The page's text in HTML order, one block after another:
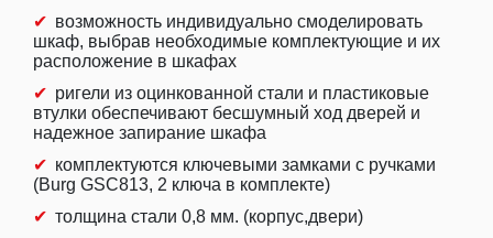
возможность индивидуально смоделировать
шкаф, выбрав необходимые комплектующие и их
расположение в шкафах
ригели из оцинкованной стали и пластиковые
втулки обеспечивают бесшумный ход дверей и
надежное запирание шкафа
комплектуются ключевыми замками с ручками
(Burg GSC813, 2 ключа в комплекте)
толщина стали 0,8 мм. (корпус,двери)